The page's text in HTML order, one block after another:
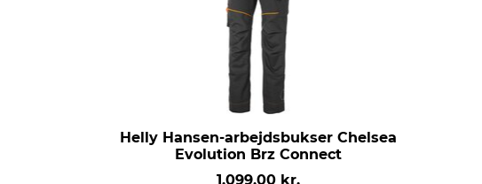
Helly Hansen-arbejdsbukser Chelsea
Evolution Brz Connect
1.099,00 kr.